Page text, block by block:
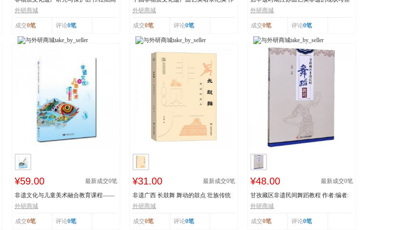
腔口述剧本的...
外研商城
成交0笔 评论0笔
者:姜昆,董耀...
外研商城
成交0笔 评论0笔
与活态传承 978...
外研商城
成交0笔 评论0笔
¥59.00 最新成交0笔
非遗文化与儿童美术融合教育课程——
以深圳鱼灯舞为...
外研商城
成交0笔 评论0笔
¥31.00 最新成交0笔
非遗广西 长鼓舞 舞动的鼓点 壮族传统
舞蹈瑶族舞蹈...
外研商城
成交0笔 评论0笔
¥48.00 最新成交0笔
甘孜藏区非遗民间舞蹈教程 作者:编者:
白渝|责编:蒋...
外研商城
成交0笔 评论0笔